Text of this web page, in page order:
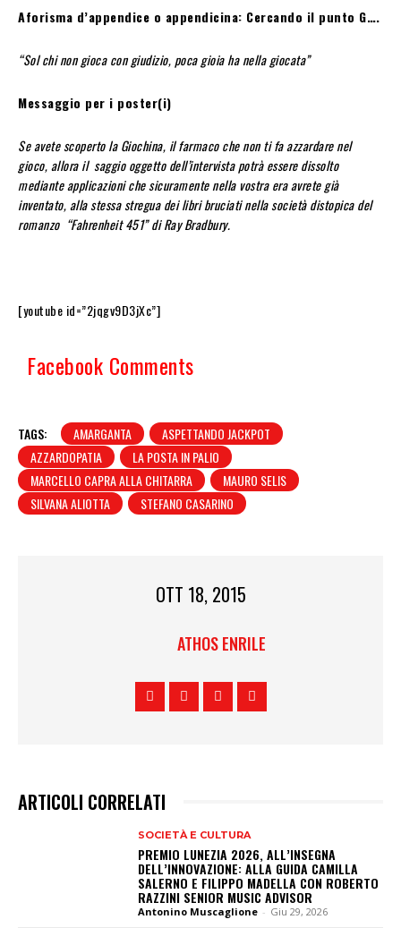
Aforisma d’appendice o appendicina: Cercando il punto G….
“Sol chi non gioca con giudizio, poca gioia ha nella giocata”
Messaggio per i poster(i)
Se avete scoperto la Giochina, il farmaco che non ti fa azzardare nel
gioco, allora il saggio oggetto dell’intervista potrà essere dissolto
mediante applicazioni che sicuramente nella vostra era avrete già
inventato, alla stessa stregua dei libri bruciati nella società distopica del
romanzo “Fahrenheit 451” di Ray Bradbury.
[youtube id=”2jqgv9D3jXc”]
Facebook Comments
TAGS: AMARGANTA
ASPETTANDO JACKPOT
AZZARDOPATIA
LA POSTA IN PALIO
MARCELLO CAPRA ALLA CHITARRA
MAURO SELIS
SILVANA ALIOTTA
STEFANO CASARINO
OTT 18, 2015
ATHOS ENRILE
ARTICOLI CORRELATI
SOCIETÀ E CULTURA
PREMIO LUNEZIA 2026, ALL’INSEGNA
DELL’INNOVAZIONE: ALLA GUIDA CAMILLA
SALERNO E FILIPPO MADELLA CON ROBERTO
RAZZINI SENIOR MUSIC ADVISOR
Antonino Muscaglione - Giu 29, 2026